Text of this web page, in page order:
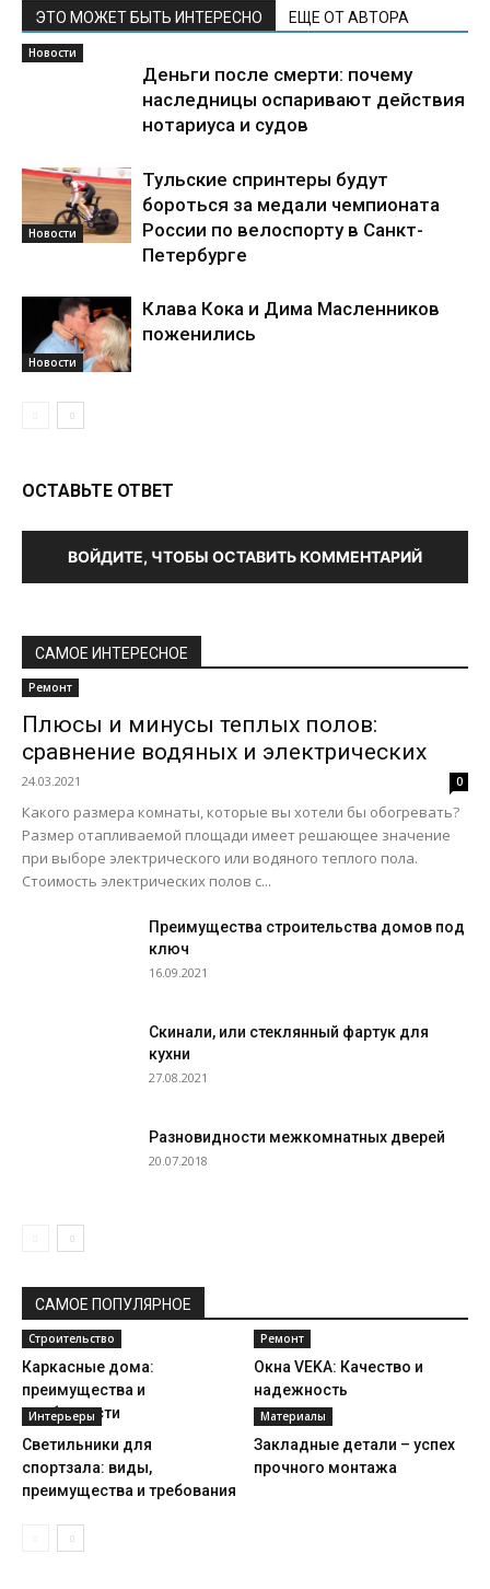
ЭТО МОЖЕТ БЫТЬ ИНТЕРЕСНО ЕЩЕ ОТ АВТОРА
Новости
Деньги после смерти: почему
наследницы оспаривают действия
нотариуса и судов
Новости
Тульские спринтеры будут
бороться за медали чемпионата
России по велоспорту в Санкт-
Петербурге
Новости
Клава Кока и Дима Масленников
поженились
ОСТАВЬТЕ ОТВЕТ
ВОЙДИТЕ, ЧТОБЫ ОСТАВИТЬ КОММЕНТАРИЙ
САМОЕ ИНТЕРЕСНОЕ
Ремонт
Плюсы и минусы теплых полов:
сравнение водяных и электрических
24.03.2021 0
Какого размера комнаты, которые вы хотели бы обогревать?
Размер отапливаемой площади имеет решающее значение
при выборе электрического или водяного теплого пола.
Стоимость электрических полов с...
Преимущества строительства домов под
ключ
16.09.2021
Скинали, или стеклянный фартук для
кухни
27.08.2021
Разновидности межкомнатных дверей
20.07.2018
САМОЕ ПОПУЛЯРНОЕ
Строительство
Каркасные дома:
преимущества и
особенности
Ремонт
Окна VEKA: Качество и
надежность
Интерьеры
Светильники для
спортзала: виды,
преимущества и требования
Материалы
Закладные детали – успех
прочного монтажа